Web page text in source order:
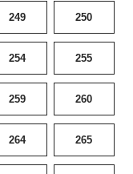
249 250
254 255
259 260
264 265